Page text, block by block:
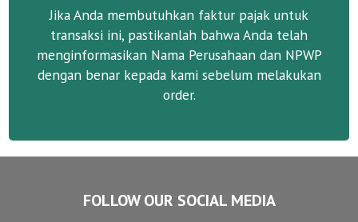
Jika Anda membutuhkan faktur pajak untuk
transaksi ini, pastikanlah bahwa Anda telah
menginformasikan Nama Perusahaan dan NPWP
dengan benar kepada kami sebelum melakukan
order.
FOLLOW OUR SOCIAL MEDIA